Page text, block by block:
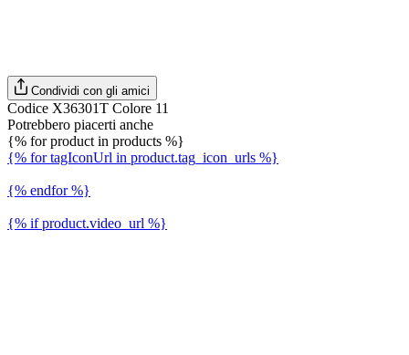
Condividi con gli amici
Codice X36301T Colore 11
Potrebbero piacerti anche
{% for product in products %}
{% for tagIconUrl in product.tag_icon_urls %}
{% endfor %}
{% if product.video_url %}